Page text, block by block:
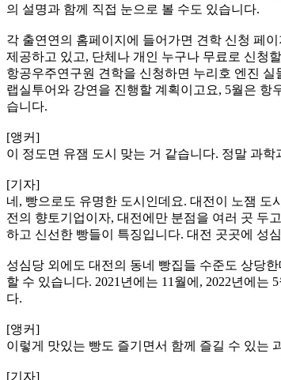
의 설명과 함께 직접 눈으로 볼 수도 있습니다.
각 출연연의 홈페이지에 들어가면 견학 신청 페
제공하고 있고, 단체나 개인 누구나 무료로 신청
항공우주연구원 견학을 신청하면 누리호 엔진
랩실투어와 강연을 진행할 계획이고요, 5월은
습니다.
[앵커]
이 정도면 유잼 도시 맞는 거 같습니다. 정말 과
[기자]
네, 빵으로도 유명한 도시인데요. 대전이 노잼
전의 향토기업이자, 대전에만 분점을 여러 곳 두
하고 신선한 빵들이 특징입니다. 대전 곳곳에 성
성심당 외에도 대전의 동네 빵집들 수준도 상당
할 수 있습니다. 2021년에는 11월에, 2022년에
다.
[앵커]
이렇게 맛있는 빵도 즐기면서 함께 즐길 수 있는
[기자]